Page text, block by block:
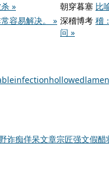
» 朝穿暮塞 比
容易解决。 » 深稽博考 稽
问 »
infectionhollowed
诈痴佯呆文章宗匠强文假醋